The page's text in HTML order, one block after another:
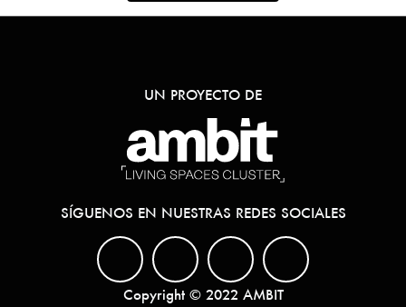
UN PROYECTO DE
SÍGUENOS EN NUESTRAS REDES SOCIALES
Copyright © 2022 AMBIT